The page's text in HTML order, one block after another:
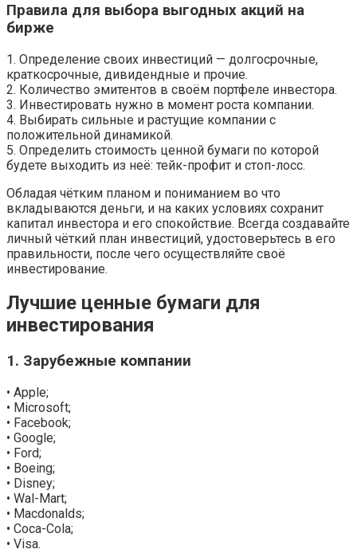
Правила для выбора выгодных акций на
бирже
1. Определение своих инвестиций — долгосрочные,
краткосрочные, дивидендные и прочие.
2. Количество эмитентов в своём портфеле инвестора.
3. Инвестировать нужно в момент роста компании.
4. Выбирать сильные и растущие компании с
положительной динамикой.
5. Определить стоимость ценной бумаги по которой
будете выходить из неё: тейк-профит и стоп-лосс.
Обладая чётким планом и пониманием во что
вкладываются деньги, и на каких условиях сохранит
капитал инвестора и его спокойствие. Всегда создавайте
личный чёткий план инвестиций, удостоверьтесь в его
правильности, после чего осуществляйте своё
инвестирование.
Лучшие ценные бумаги для
инвестирования
1. Зарубежные компании
• Apple;
• Microsoft;
• Facebook;
• Google;
• Ford;
• Boeing;
• Disney;
• Wal-Mart;
• Macdonalds;
• Coca-Cola;
• Visa.